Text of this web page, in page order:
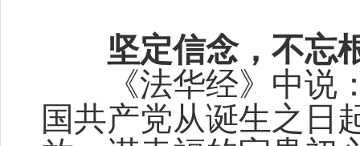
坚定信念，不忘
《法华经》中说：
国共产党从诞生之日